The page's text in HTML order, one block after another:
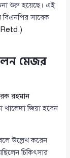
শুরু হয়েছে। এই
বিএনপির সাবেক
মেজর
রহমান
খালেদা জিয়া হবেন
উল্লেখ করেন
চিকিৎসার